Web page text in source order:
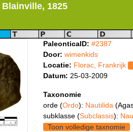
Blainville, 1825
PaleonticaID: #2387
Door: wimenkids
Locatie: Florac, Frankrijk
Datum: 25-03-2009
Taxonomie
orde (Ordo): Nautilida
subklasse (Subclassis):
Toon volledige taxnomie